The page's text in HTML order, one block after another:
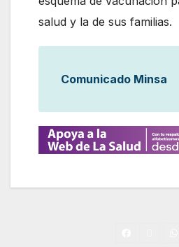
salud y la de sus familias.
Comunicado Minsa